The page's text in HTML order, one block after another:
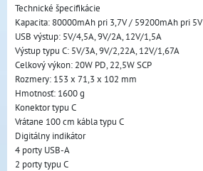
Technické špecifikácie
Kapacita: 80000mAh pri 3,7V / 59200mAh pri 5V
USB výstup: 5V/4,5A, 9V/2A, 12V/1,5A
Výstup typu C: 5V/3A, 9V/2,22A, 12V/1,67A
Celkový výkon: 20W PD, 22,5W SCP
Rozmery: 153 x 71,3 x 102 mm
Hmotnosť: 1600 g
Konektor typu C
Vrátane 100 cm kábla typu C
Digitálny indikátor
4 porty USB-A
2 porty typu C